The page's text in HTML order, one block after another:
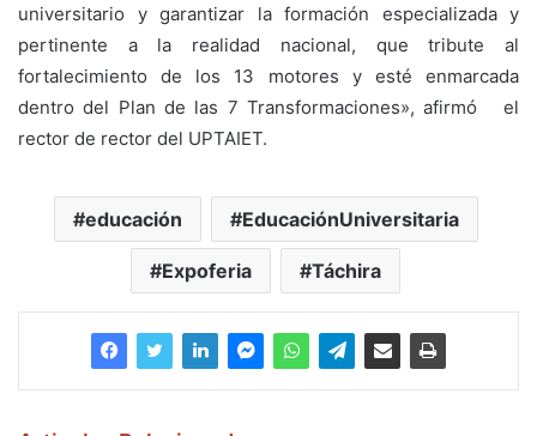
universitario y garantizar la formación especializada y
pertinente a la realidad nacional, que tribute al
fortalecimiento de los 13 motores y esté enmarcada
dentro del Plan de las 7 Transformaciones», afirmó el
rector de rector del UPTAIET.
educación EducaciónUniversitaria
Expoferia Táchira